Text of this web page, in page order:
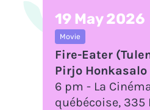
19 May 2026
Movie
Fire-Eater
Pirjo Honkasalo
6 pm - La
québécoise, 335